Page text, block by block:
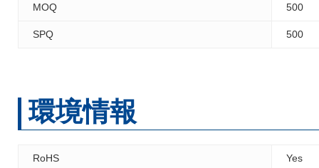
MOQ 500
SPQ 500
環境情報
RoHS Yes